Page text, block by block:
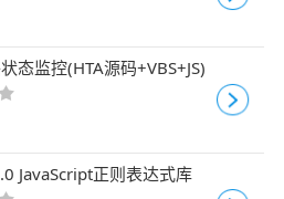
态监控(HTA源码+VBS+JS)
JavaScript正则表达式库